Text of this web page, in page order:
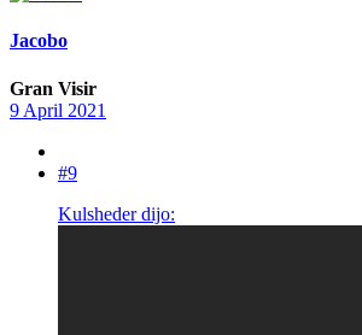
Jacobo
Gran Visir
9 April 2021
#9
Kulsheder dijo: